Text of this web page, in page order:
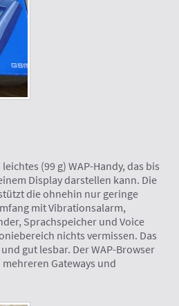
(99 g) WAP-Handy, das bis
Display darstellen kann. Die
die ohnehin nur geringe
mit Vibrationsalarm,
Sprachspeicher und Voice
nichts vermissen. Das
gut lesbar. Der WAP-Browser
Gateways und